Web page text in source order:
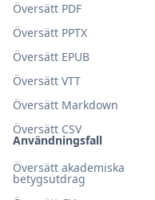
Användningsfall
Översätt akademiska
betygsutdrag
Översätt PDF
Översätt PPTX
Översätt EPUB
Översätt VTT
Översätt Markdown
Översätt CSV